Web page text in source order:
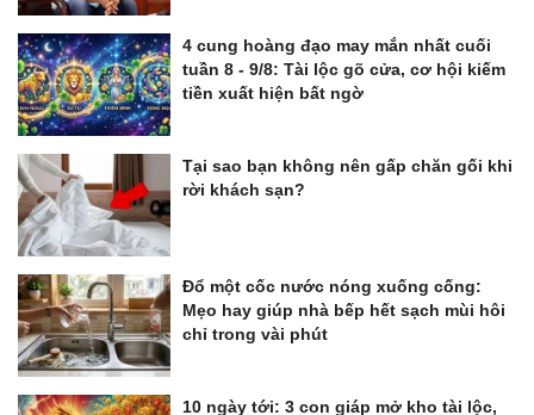
4 cung hoàng đạo may mắn nhất cuối
tuần 8 - 9/8: Tài lộc gõ cửa, cơ hội kiếm
tiền xuất hiện bất ngờ
Tại sao bạn không nên gấp chăn gối khi
rời khách sạn?
Đổ một cốc nước nóng xuống cống:
Mẹo hay giúp nhà bếp hết sạch mùi hôi
chỉ trong vài phút
10 ngày tới: 3 con giáp mở kho tài lộc,